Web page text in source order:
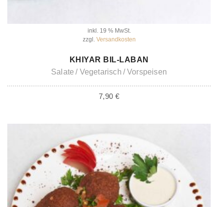
inkl. 19 % MwSt.
zzgl. Versandkosten
IN DEN WARENKORB
KHIYAR BIL-LABAN
Salate
Vegetarisch Vorspeisen
7,90 €